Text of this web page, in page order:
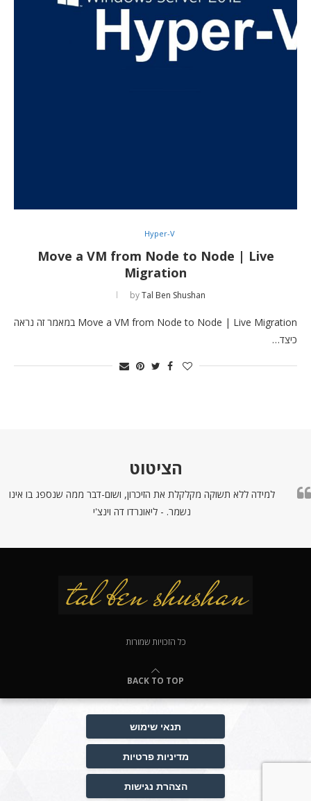
Hyper-V
Move a VM from Node to Node | Live
Migration
byTal Ben Shushan
Move a VM from Node to Node | Live Migration במאמר זה נראה
כיצד…
הציטוט
למידה ללא תשוקה מקלקלת את הזיכרון, ושום-דבר ממה שנספג בו אינו
נשמר. - ליאונרדו דה וינצ'י
כל הזכויות שמורות
BACK TO TOP
תנאי שימוש
מדיניות פרטיות
הצהרת נגישות